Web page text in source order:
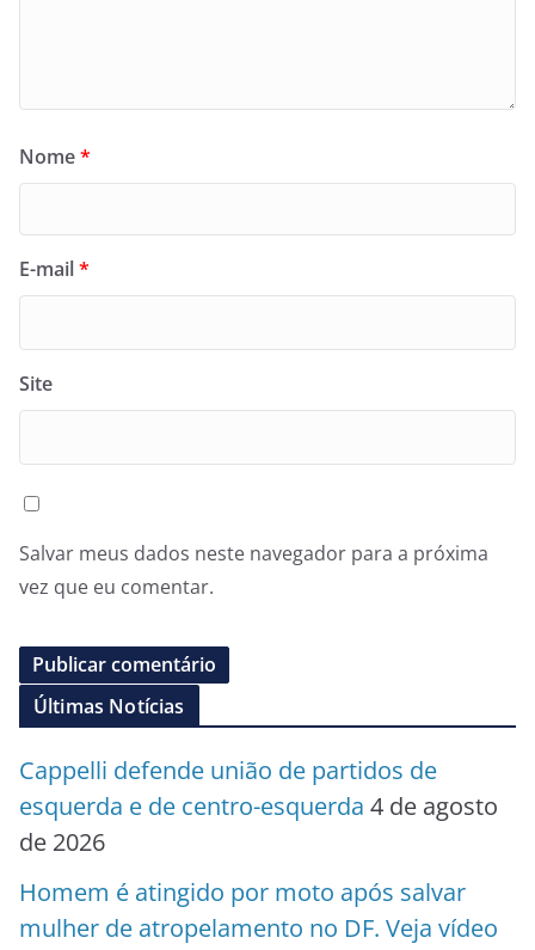
Nome*
E-mail*
Site
Salvar meus dados neste navegador para a próxima
vez que eu comentar.
Últimas Notícias
Cappelli defende união de partidos de
esquerda e de centro-esquerda 4 de agosto
de 2026
Homem é atingido por moto após salvar
mulher de atropelamento no DF. Veja vídeo